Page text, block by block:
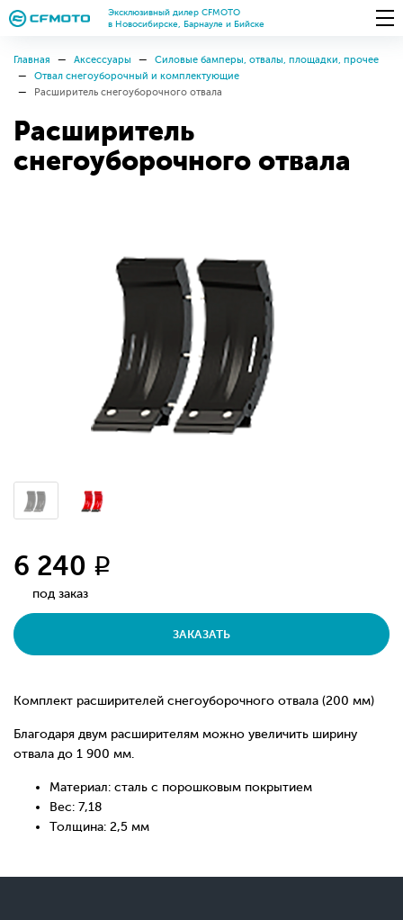
Эксклюзивный дилер CFMOTO
в Новосибирске, Барнауле и Бийске
Главная Аксессуары
Силовые бамперы, отвалы, площадки, прочее
Отвал снегоуборочный и комплектующие
Расширитель снегоуборочного отвала
Расширитель
снегоуборочного отвала
6 240 q
под заказ
ЗАКАЗАТЬ
Комплект расширителей снегоуборочного отвала (200 мм)
Благодаря двум расширителям можно увеличить ширину
отвала до 1 900 мм.
Материал: сталь с порошковым покрытием
Вес: 7,18
Толщина: 2,5 мм